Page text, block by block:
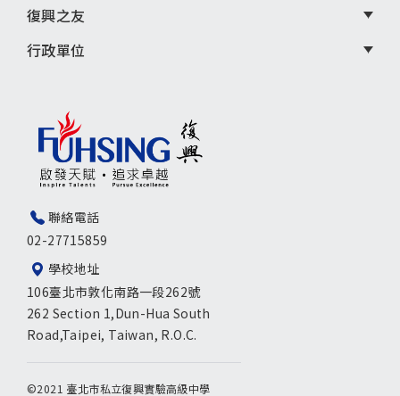
聯絡電話
02-27715859
學校地址
106臺北市敦化南路一段262號
262 Section 1,Dun-Hua South
Road,Taipei, Taiwan, R.O.C.
©2021 臺北市私立復興實驗高級中學
復興之友
行政單位